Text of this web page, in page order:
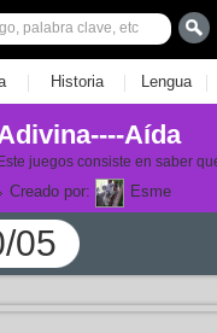
| Historia | Lengua |
Aída
Este juegos consiste en saber
Creado por: Esme
05